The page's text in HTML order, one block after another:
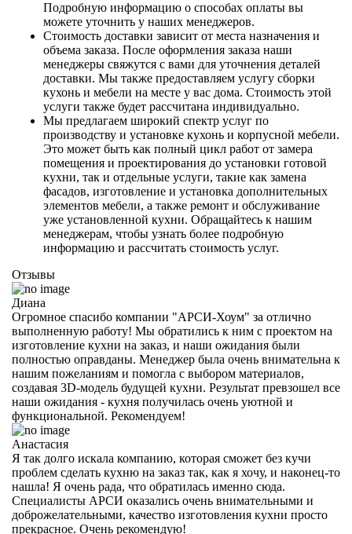
Подробную информацию о способах оплаты вы
можете уточнить у наших менеджеров.
Стоимость доставки зависит от места назначения и
объема заказа. После оформления заказа наши
менеджеры свяжутся с вами для уточнения деталей
доставки. Мы также предоставляем услугу сборки
кухонь и мебели на месте у вас дома. Стоимость этой
услуги также будет рассчитана индивидуально.
Мы предлагаем широкий спектр услуг по
производству и установке кухонь и корпусной мебели.
Это может быть как полный цикл работ от замера
помещения и проектирования до установки готовой
кухни, так и отдельные услуги, такие как замена
фасадов, изготовление и установка дополнительных
элементов мебели, а также ремонт и обслуживание
уже установленной кухни. Обращайтесь к нашим
менеджерам, чтобы узнать более подробную
информацию и рассчитать стоимость услуг.
Отзывы
Диана
Огромное спасибо компании "АРСИ-Хоум" за отлично
выполненную работу! Мы обратились к ним с проектом на
изготовление кухни на заказ, и наши ожидания были
полностью оправданы. Менеджер была очень внимательна к
нашим пожеланиям и помогла с выбором материалов,
создавая 3D-модель будущей кухни. Результат превзошел все
наши ожидания - кухня получилась очень уютной и
функциональной. Рекомендуем!
Анастасия
Я так долго искала компанию, которая сможет без кучи
проблем сделать кухню на заказ так, как я хочу, и наконец-то
нашла! Я очень рада, что обратилась именно сюда.
Специалисты АРСИ оказались очень внимательными и
доброжелательными, качество изготовления кухни просто
прекрасное. Очень рекомендую!